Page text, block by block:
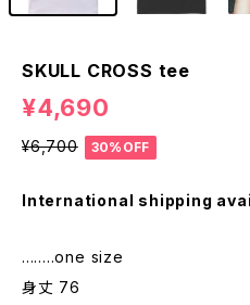
SKULL CROSS tee
¥4,690
¥6,700 30%OFF
International shipping
........one size
身丈 76